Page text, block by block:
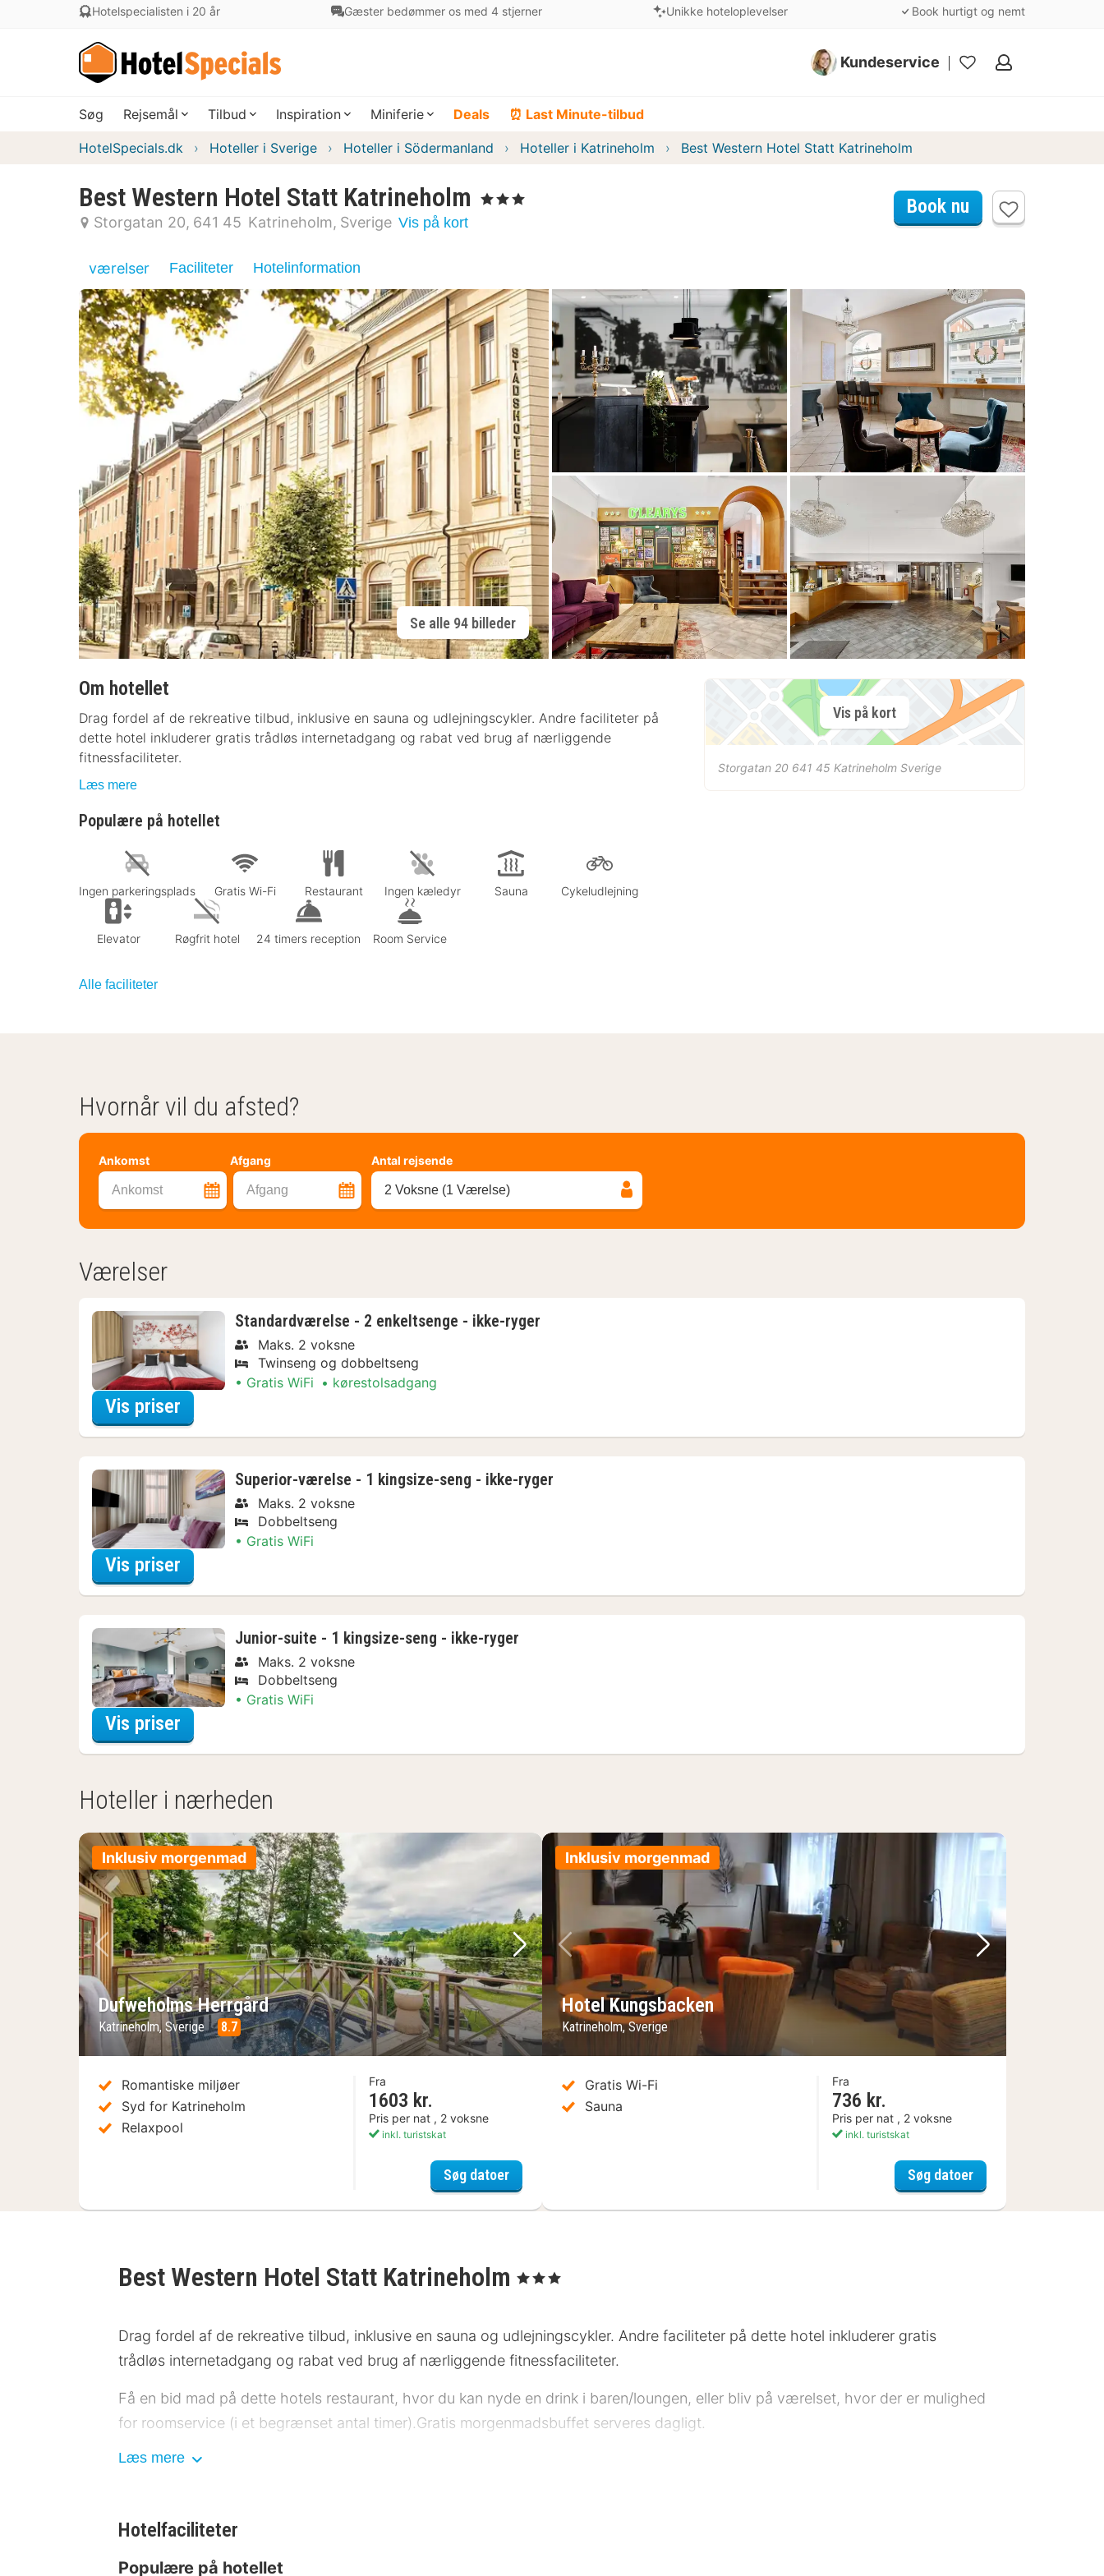
Hotelspecialisten i 20 år Gæster bedømmer os med 4 stjerner Unikke hoteloplevelser Book hurtigt og nemt
Kundeservice
Mine
Søg Rejsemål Tilbud Inspiration Miniferie Deals ⏰ Last Minute-tilbud
HotelSpecials.dk Hoteller i Sverige Hoteller i Södermanland Hoteller i Katrineholm Best Western Hotel Statt Katrineholm
Best Western Hotel Statt Katrineholm , 3 Stjerner
Storgatan 20 641 45 Katrineholm Sverige Vis på kort
Book nu
værelser Faciliteter Hotelinformation
Se alle 94 billeder
Om hotellet
Drag fordel af de rekreative tilbud, inklusive en sauna og udlejningscykler. Andre faciliteter på
dette hotel inkluderer gratis trådløs internetadgang og rabat ved brug af nærliggende
fitnessfaciliteter.
Læs mere
Populære på hotellet
Ingen parkeringsplads Gratis Wi-Fi Restaurant Ingen kæledyr Sauna Cykeludlejning
Elevator Røgfrit hotel 24 timers reception Room Service
Alle faciliteter
Vis på kort
Storgatan 20 641 45 Katrineholm Sverige
Hvornår vil du afsted?
Ankomst Afgang
Ankomst Afgang
Antal rejsende
2 Voksne (1 Værelse)
Værelser
Standardværelse - 2 enkeltsenge - ikke-ryger
Maks. 2 voksne
Twinseng og dobbeltseng
Gratis WiFi
kørestolsadgang
Vis priser
Superior-værelse - 1 kingsize-seng - ikke-ryger
Maks. 2 voksne
Dobbeltseng
Gratis WiFi
Vis priser
Junior-suite - 1 kingsize-seng - ikke-ryger
Maks. 2 voksne
Dobbeltseng
Gratis WiFi
Vis priser
Hoteller i nærheden
Inklusiv morgenmad
Forrige billede
Næste billede
Dufweholms Herrgård
Katrineholm, Sverige 8.7
Romantiske miljøer
Syd for Katrineholm
Relaxpool
Fra
1603 kr.
Pris per nat , 2 voksne
inkl. turistskat
Søg datoerDufweholms Herrgård
Inklusiv morgenmad
Forrige billede
Næste billede
Hotel Kungsbacken
Katrineholm, Sverige
Gratis Wi-Fi
Sauna
Fra
736 kr.
Pris per nat , 2 voksne
inkl. turistskat
Søg datoerHotel Kungsbacken
Best Western Hotel Statt Katrineholm , 3 Stjerner
Drag fordel af de rekreative tilbud, inklusive en sauna og udlejningscykler. Andre faciliteter på dette hotel inkluderer gratis
trådløs internetadgang og rabat ved brug af nærliggende fitnessfaciliteter.
Få en bid mad på dette hotels restaurant, hvor du kan nyde en drink i baren/loungen, eller bliv på værelset, hvor der er mulighed
for roomservice (i et begrænset antal timer).Gratis morgenmadsbuffet serveres dagligt.
Følgende faciliteter lukkes på sæsonbasis hvert år. De vil være lukkede fra den 1. januar til den 18. januar: Spisested Følgende
bedømt til 3 stars og vises på denne side som 3 stjerner.
Læs mere
Hotelfaciliteter
Populære på hotellet